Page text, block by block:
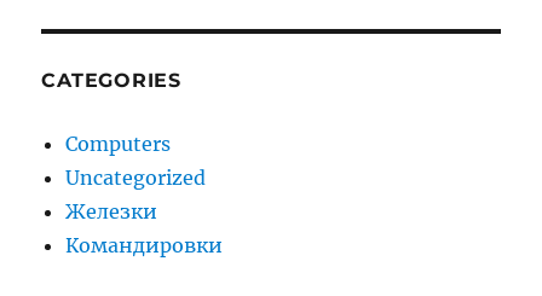
CATEGORIES
Computers
Uncategorized
Железки
Командировки